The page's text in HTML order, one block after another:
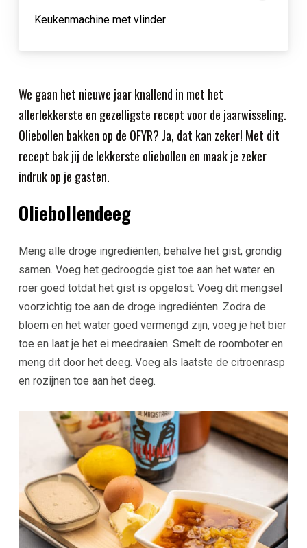
We gaan het nieuwe jaar knallend in met het
allerlekkerste en gezelligste recept voor de jaarwisseling.
Oliebollen bakken op de OFYR? Ja, dat kan zeker! Met dit
recept bak jij de lekkerste oliebollen en maak je zeker
indruk op je gasten.
Oliebollendeeg
Meng alle droge ingrediënten, behalve het gist, grondig
samen. Voeg het gedroogde gist toe aan het water en
roer goed totdat het gist is opgelost. Voeg dit mengsel
voorzichtig toe aan de droge ingrediënten. Zodra de
bloem en het water goed vermengd zijn, voeg je het bier
toe en laat je het ei meedraaien. Smelt de roomboter en
meng dit door het deeg. Voeg als laatste de citroenrasp
en rozijnen toe aan het deeg.
Keukenmachine met vlinder